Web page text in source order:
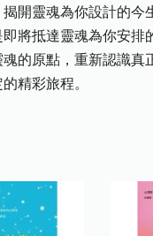
揭開靈魂為你設計的
將抵達靈魂為你安排
的原點，重新認識真
精彩旅程。